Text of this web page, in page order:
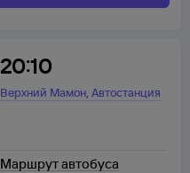
20:10
Верхний Мамон,Автостанция
Маршрут автобуса